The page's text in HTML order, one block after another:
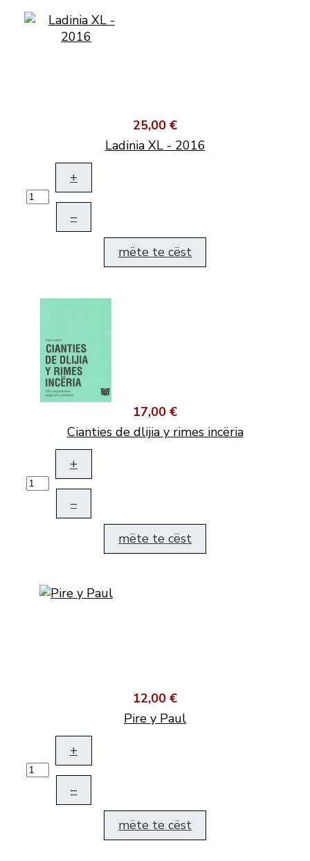
25,00 €
Ladinia XL - 2016
+
–
mëte te cëst
17,00 €
Cianties de dlijia y rimes incëria
+
–
mëte te cëst
12,00 €
Pire y Paul
+
–
mëte te cëst